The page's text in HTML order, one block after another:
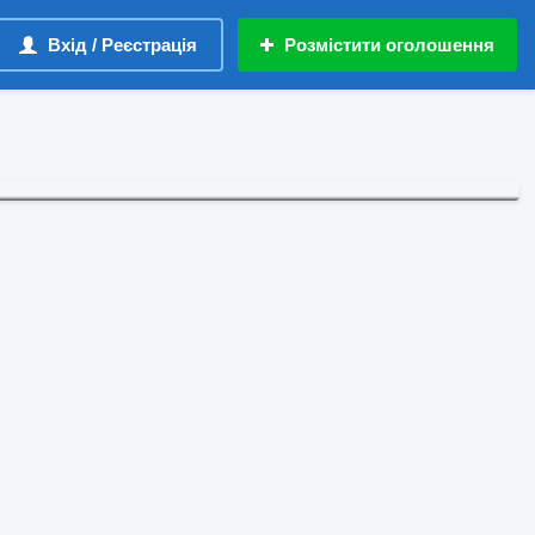
Вхід / Реєстрація Розмістити оголошення